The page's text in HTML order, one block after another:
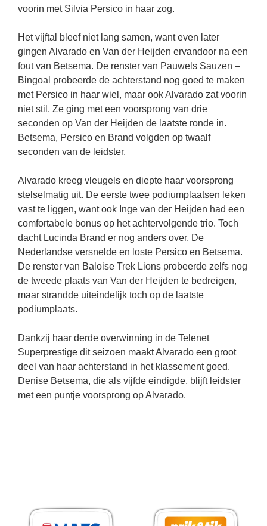
voorin met Silvia Persico in haar zog.
Het vijftal bleef niet lang samen, want even later
gingen Alvarado en Van der Heijden ervandoor na een
fout van Betsema. De renster van Pauwels Sauzen –
Bingoal probeerde de achterstand nog goed te maken
met Persico in haar wiel, maar ook Alvarado zat voorin
niet stil. Ze ging met een voorsprong van drie
seconden op Van der Heijden de laatste ronde in.
Betsema, Persico en Brand volgden op twaalf
seconden van de leidster.
Alvarado kreeg vleugels en diepte haar voorsprong
stelselmatig uit. De eerste twee podiumplaatsen leken
vast te liggen, want ook Inge van der Heijden had een
comfortabele bonus op het achtervolgende trio. Toch
dacht Lucinda Brand er nog anders over. De
Nederlandse versnelde en loste Persico en Betsema.
De renster van Baloise Trek Lions probeerde zelfs nog
de tweede plaats van Van der Heijden te bedreigen,
maar strandde uiteindelijk toch op de laatste
podiumplaats.
Dankzij haar derde overwinning in de Telenet
Superprestige dit seizoen maakt Alvarado een groot
deel van haar achterstand in het klassement goed.
Denise Betsema, die als vijfde eindigde, blijft leidster
met een puntje voorsprong op Alvarado.